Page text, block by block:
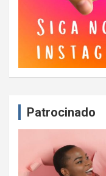
Patrocinado